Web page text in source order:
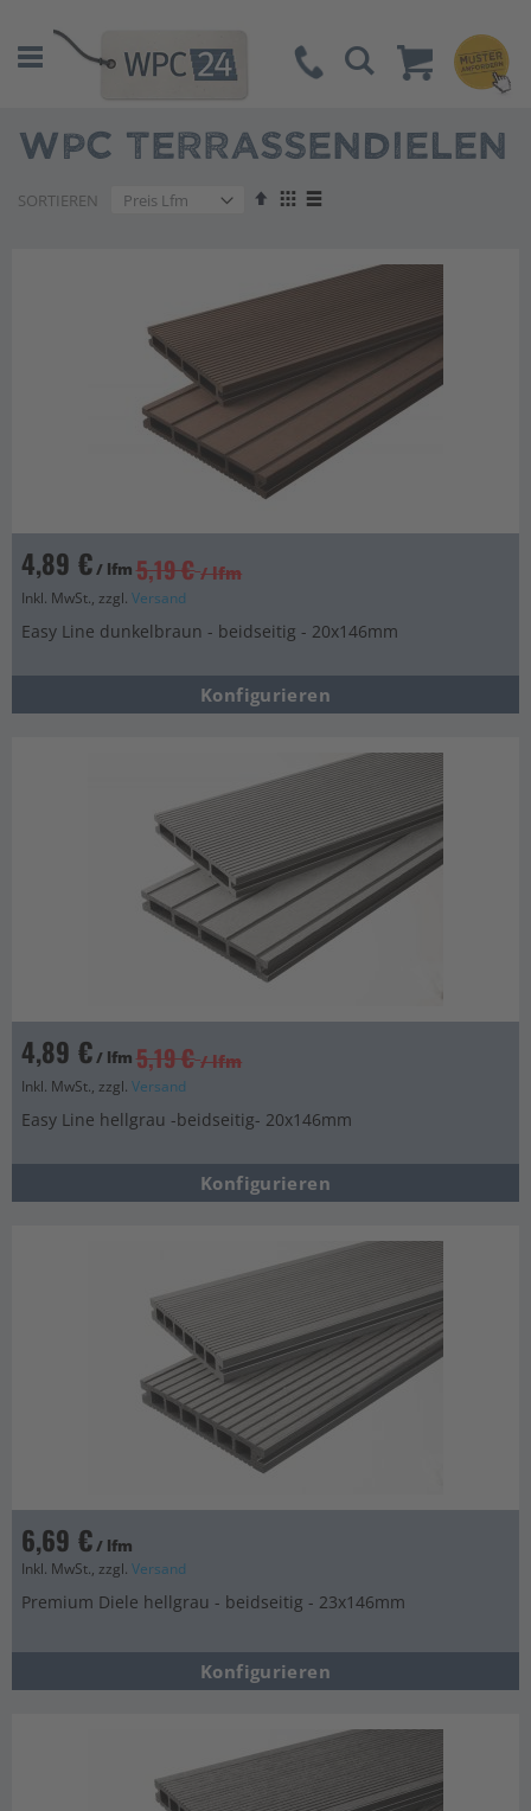
Suche
WPC TERRASSENDIELEN
SORTIEREN
AbsteigendAnzeigen
4,89 €/ lfm 5,19 € / lfm
Inkl. MwSt., zzgl. Versand
Easy Line dunkelbraun - beidseitig - 20x146mm
Konfigurieren
4,89 €/ lfm 5,19 € / lfm
Inkl. MwSt., zzgl. Versand
Easy Line hellgrau -beidseitig- 20x146mm
Konfigurieren
6,69 €/ lfm
Inkl. MwSt., zzgl. Versand
Premium Diele hellgrau - beidseitig - 23x146mm
Konfigurieren